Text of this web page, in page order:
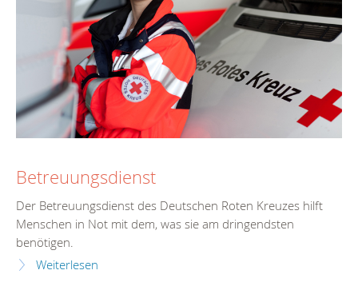
Betreuungsdienst
Der Betreuungsdienst des Deutschen Roten Kreuzes hilft
Menschen in Not mit dem, was sie am dringendsten
benötigen.
Weiterlesen